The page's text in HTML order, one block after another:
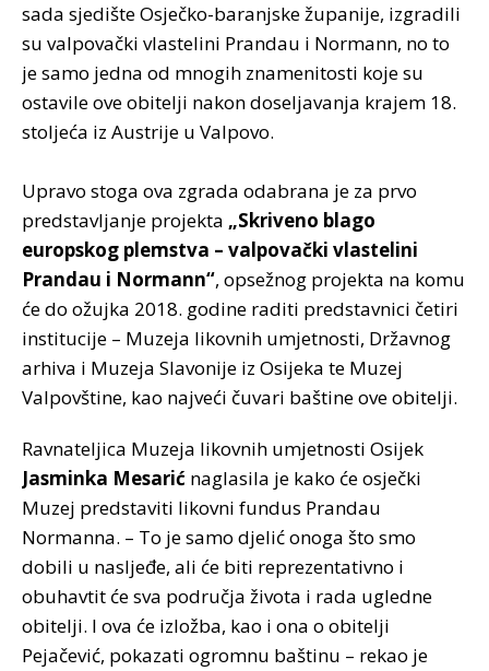
sada sjedište Osječko-baranjske županije, izgradili
su valpovački vlastelini Prandau i Normann, no to
je samo jedna od mnogih znamenitosti koje su
ostavile ove obitelji nakon doseljavanja krajem 18.
stoljeća iz Austrije u Valpovo.
Upravo stoga ova zgrada odabrana je za prvo
predstavljanje projekta „Skriveno blago
europskog plemstva – valpovački vlastelini
Prandau i Normann“, opsežnog projekta na komu
će do ožujka 2018. godine raditi predstavnici četiri
institucije – Muzeja likovnih umjetnosti, Državnog
arhiva i Muzeja Slavonije iz Osijeka te Muzej
Valpovštine, kao najveći čuvari baštine ove obitelji.
Ravnateljica Muzeja likovnih umjetnosti Osijek
Jasminka Mesarić naglasila je kako će osječki
Muzej predstaviti likovni fundus Prandau
Normanna. – To je samo djelić onoga što smo
dobili u nasljeđe, ali će biti reprezentativno i
obuhavtit će sva područja života i rada ugledne
obitelji. I ova će izložba, kao i ona o obitelji
Pejačević, pokazati ogromnu baštinu – rekao je